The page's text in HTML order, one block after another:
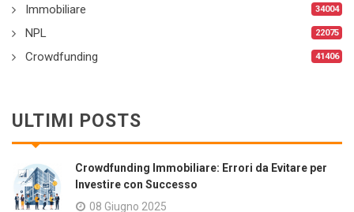
Immobiliare 34004
NPL 22075
Crowdfunding 41406
ULTIMI POSTS
Crowdfunding Immobiliare: Errori da Evitare per
Investire con Successo
08 Giugno 2025